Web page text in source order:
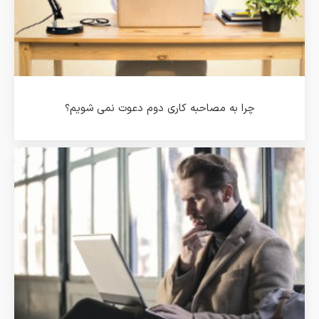
چرا به مصاحبه کاری دوم دعوت نمی شویم؟